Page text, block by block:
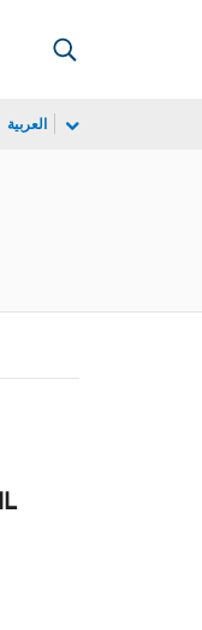
العربية